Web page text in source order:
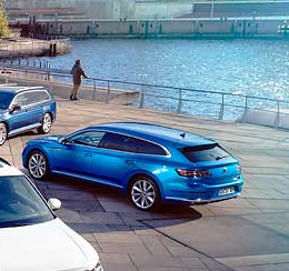
Campaña busca cambiar
destino de los
en la región